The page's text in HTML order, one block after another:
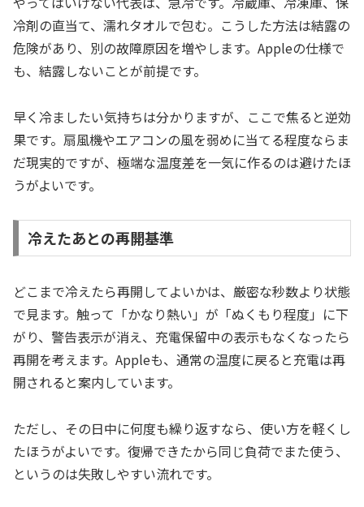
冷剤の直当て、濡れタオルで包む。こうした方法は結露の
危険があり、別の故障原因を増やします。Appleの仕様で
も、結露しないことが前提です。
早く冷ましたい気持ちは分かりますが、ここで焦ると逆効
果です。扇風機やエアコンの風を弱めに当てる程度ならま
だ現実的ですが、極端な温度差を一気に作るのは避けたほ
うがよいです。
冷えたあとの再開基準
どこまで冷えたら再開してよいかは、厳密な秒数より状態
で見ます。触って「かなり熱い」が「ぬくもり程度」に下
がり、警告表示が消え、充電保留中の表示もなくなったら
再開を考えます。Appleも、通常の温度に戻ると充電は再
開されると案内しています。
ただし、その日中に何度も繰り返すなら、使い方を軽くし
たほうがよいです。復帰できたから同じ負荷でまた使う、
というのは失敗しやすい流れです。